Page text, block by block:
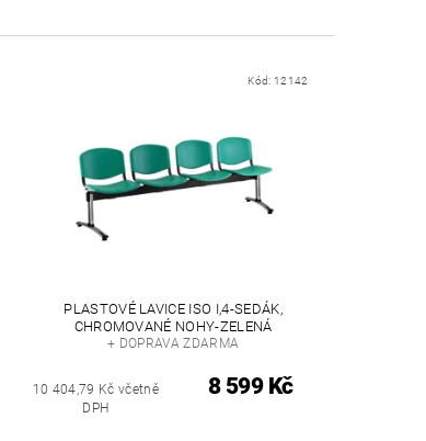
Kód: 12142
PLASTOVÉ LAVICE ISO I,4-SEDÁK,
CHROMOVANÉ NOHY-ZELENÁ
+ DOPRAVA ZDARMA
10 404,79 Kč včetně
DPH
8 599 Kč